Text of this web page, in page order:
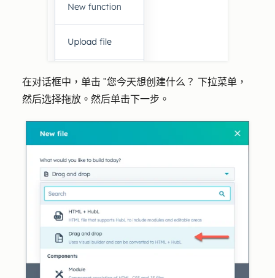
在对话框中，单击 "您今天想创建什么？ 下拉菜单 ，
然后选择拖放 。然后单击下一步。